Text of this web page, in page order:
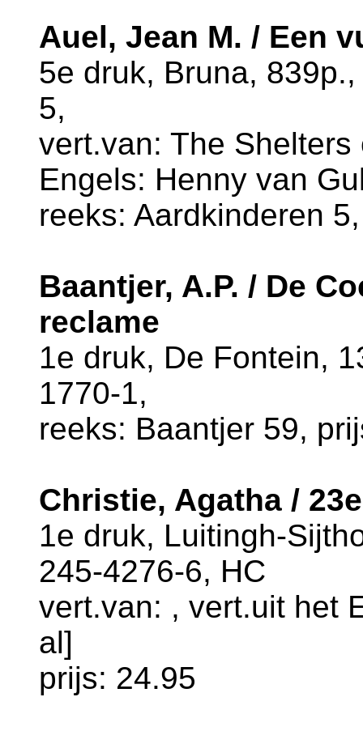
Auel, Jean M. / Een
5e druk, Bruna,
5,
vert.van: The
Engels: Henny van
reeks: Aardkinderen
Baantjer, A.P. / De
reclame
1e druk, De Fontein,
1770-1,
reeks: Baantjer 59,
Christie, Agatha /
1e druk, Luitingh-
245-4276-6, HC
vert.van: , vert.uit het
al]
prijs: 24.95